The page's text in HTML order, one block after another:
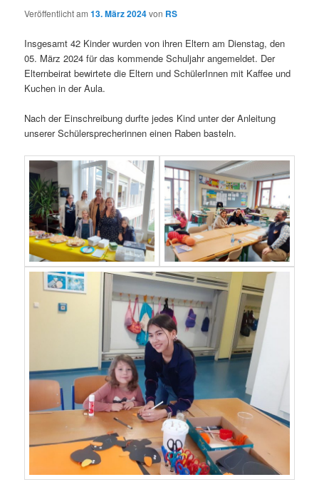
Veröffentlicht am13. März 2024von RS
Insgesamt 42 Kinder wurden von ihren Eltern am Dienstag, den
05. März 2024 für das kommende Schuljahr angemeldet. Der
Elternbeirat bewirtete die Eltern und SchülerInnen mit Kaffee und
Kuchen in der Aula.
Nach der Einschreibung durfte jedes Kind unter der Anleitung
unserer Schülersprecherinnen einen Raben basteln.